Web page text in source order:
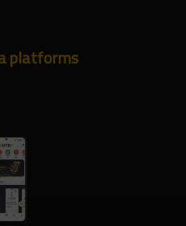
platforms